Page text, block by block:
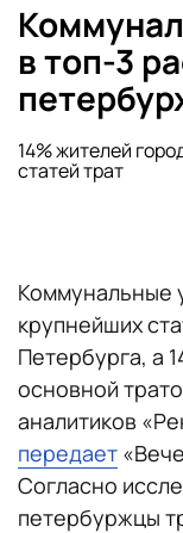
в топ-3
14% жителей
статей трат
Коммунальные
крупнейших
Петербурга, а
основной
аналитиков
передает
Согласно
петербуржцы